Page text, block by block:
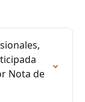
Nota de